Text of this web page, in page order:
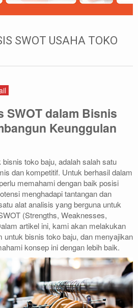
TOKO BAJU
SWOT USAHA TOKO
SWOT dalam Bisnis
Keunggulan
toko baju, adalah salah satu
dan kompetitif. Untuk berhasil dalam
memahami dengan baik posisi
menghadapi tantangan dan
alat analisis yang berguna untuk
(Strengths, Weaknesses,
artikel ini, kami akan melakukan
untuk bisnis toko baju, dan menyajikan
konsep ini dengan lebih baik.